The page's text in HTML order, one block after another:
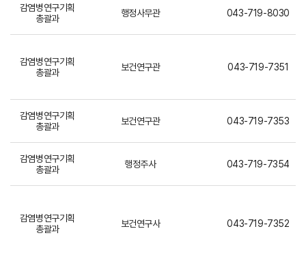
감염병연구기획
총괄과
행정사무관 043-719-8030
감염병연구기획
총괄과
보건연구관 043-719-7351
감염병연구기획
총괄과
보건연구관 043-719-7353
감염병연구기획
총괄과
행정주사 043-719-7354
감염병연구기획
총괄과
보건연구사 043-719-7352